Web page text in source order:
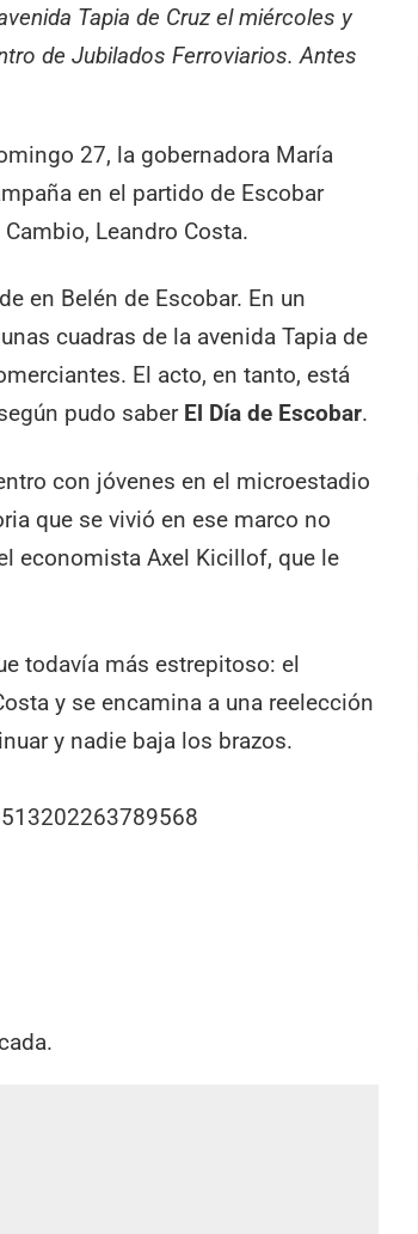
Tapia de Cruz el miércoles y
de Jubilados Ferroviarios. Antes
27, la gobernadora María
en el partido de Escobar
Leandro Costa.
en Belén de Escobar. En un
cuadras de la avenida Tapia de
El acto, en tanto, está
pudo saber El Día de Escobar.
con jóvenes en el microestadio
que se vivió en ese marco no
economista Axel Kicillof, que le
todavía más estrepitoso: el
y se encamina a una reelección
y nadie baja los brazos.